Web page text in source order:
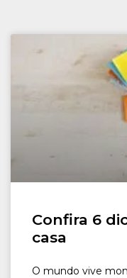
POLO EAD
Confira 6
casa
O mundo vive